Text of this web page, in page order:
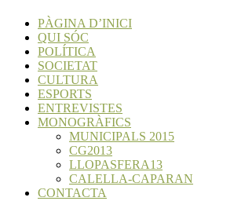
PÀGINA D’INICI
QUI SÓC
POLÍTICA
SOCIETAT
CULTURA
ESPORTS
ENTREVISTES
MONOGRÀFICS
MUNICIPALS 2015
CG2013
LLOPASFERA13
CALELLA-CAPARAN
CONTACTA